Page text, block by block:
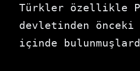
Türkler özellikle
devletinden
içinde